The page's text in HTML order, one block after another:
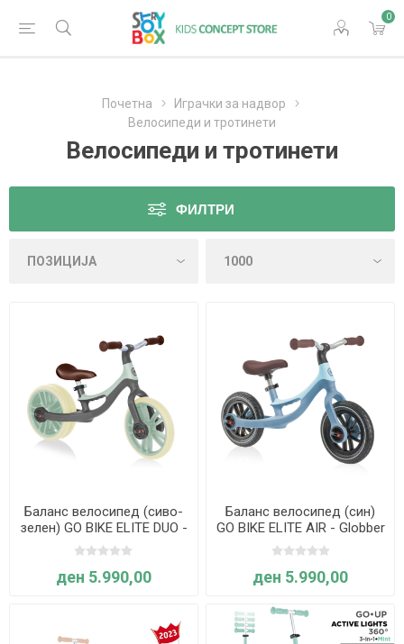
0
Почетна
Играчки за надвор
Велосипеди и тротинети
Велосипеди и тротинети
ФИЛТРИ
Баланс велосипед (сиво-
зелен) GO BIKE ELITE DUO -
Globber
ден 5.990,00
Баланс велосипед (син)
GO BIKE ELITE AIR - Globber
ден 5.990,00